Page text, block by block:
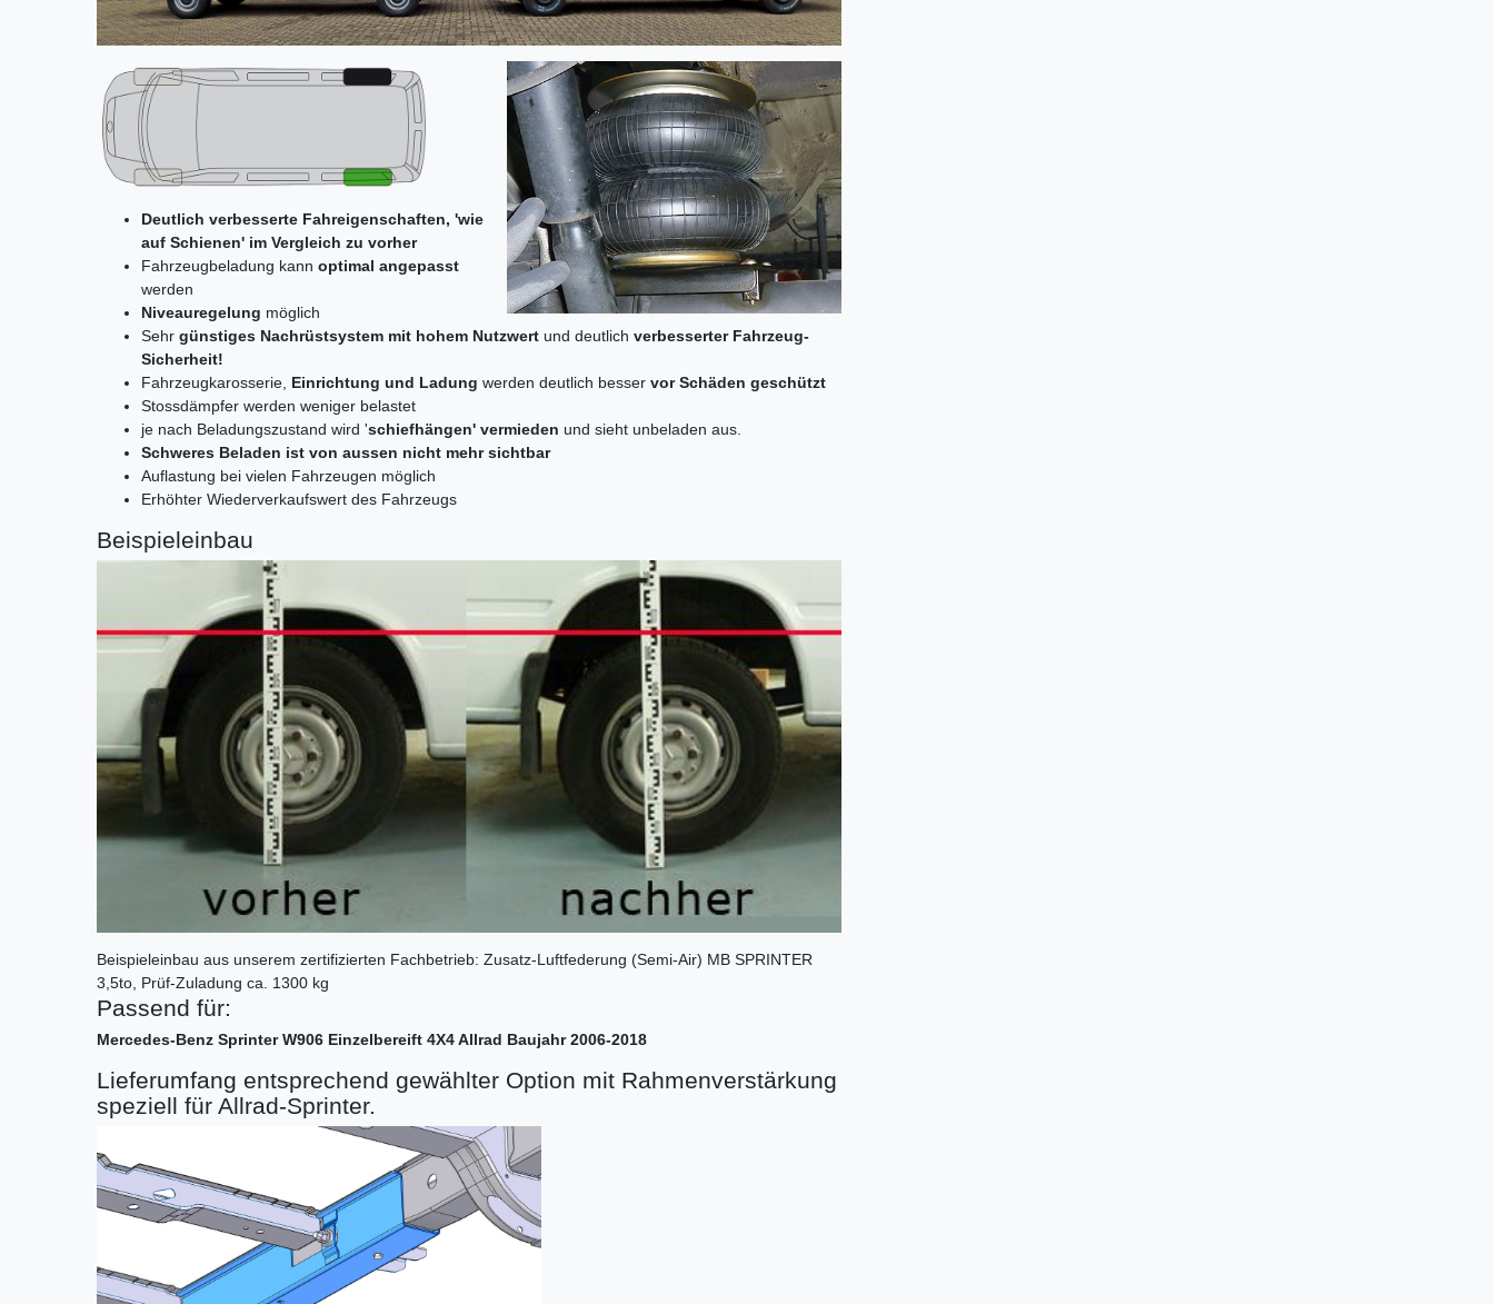
Deutlich verbesserte Fahreigenschaften, 'wie
auf Schienen' im Vergleich zu vorher
Fahrzeugbeladung kann optimal angepasst
werden
Niveauregelung möglich
Sehr günstiges Nachrüstsystem mit hohem Nutzwert und deutlich verbesserter Fahrzeug-
Sicherheit!
Fahrzeugkarosserie, Einrichtung und Ladung werden deutlich besser vor Schäden geschützt
Stossdämpfer werden weniger belastet
je nach Beladungszustand wird 'schiefhängen' vermieden und sieht unbeladen aus.
Schweres Beladen ist von aussen nicht mehr sichtbar
Auflastung bei vielen Fahrzeugen möglich
Erhöhter Wiederverkaufswert des Fahrzeugs
Beispieleinbau
Beispieleinbau aus unserem zertifizierten Fachbetrieb: Zusatz-Luftfederung (Semi-Air) MB SPRINTER
3,5to, Prüf-Zuladung ca. 1300 kg
Passend für:
Mercedes-Benz Sprinter W906 Einzelbereift 4X4 Allrad Baujahr 2006-2018
Lieferumfang entsprechend gewählter Option mit Rahmenverstärkung
speziell für Allrad-Sprinter.